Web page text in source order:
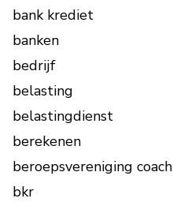
bank krediet
banken
bedrijf
belasting
belastingdienst
berekenen
beroepsvereniging coach
bkr